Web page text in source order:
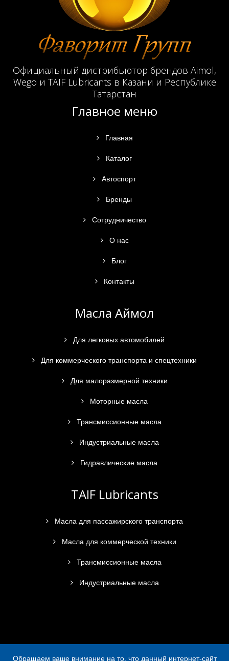
Официальный дистрибьютор брендов Aimol,
Wego и TAIF Lubricants в Казани и Республике
Татарстан
Главное меню
Главная
Каталог
Автоспорт
Бренды
Сотрудничество
О нас
Блог
Контакты
Масла Аймол
Для легковых автомобилей
Для коммерческого транспорта и спецтехники
Для малоразмерной техники
Моторные масла
Трансмиссионные масла
Индустриальные масла
Гидравлические масла
TAIF Lubricants
Масла для пассажирского транспорта
Масла для коммерческой техники
Трансмиссионные масла
Индустриальные масла
Обращаем ваше внимание на то, что данный интернет-сайт